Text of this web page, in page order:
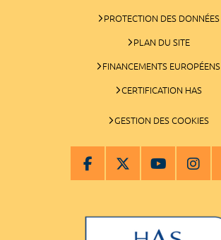
PROTECTION DES DONNÉES
PLAN DU SITE
FINANCEMENTS EUROPÉENS
CERTIFICATION HAS
GESTION DES COOKIES